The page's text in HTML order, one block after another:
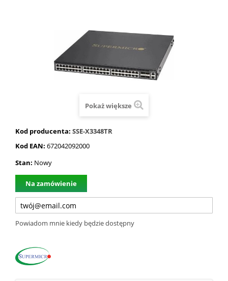
Pokaż większe
Kod producenta: SSE-X3348TR
Kod EAN: 672042092000
Stan: Nowy
Na zamówienie
Powiadom mnie kiedy będzie dostępny